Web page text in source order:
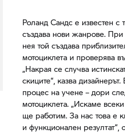
Роланд Сандс е известен с
създава нови жанрове. При
нея той създава
мотоциклета и проверява
„Накрая се случва
скиците“, казва
процес на учене – дори
мотоциклета. „Искаме
ще работим. За нас това е
и функционален резултат“,